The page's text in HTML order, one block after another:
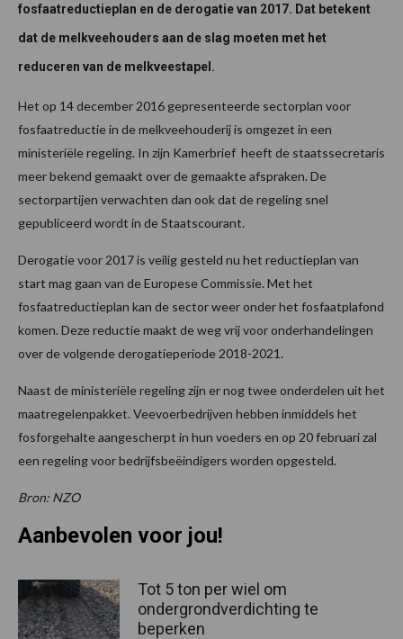
fosfaatreductieplan en de derogatie van 2017. Dat betekent
dat de melkveehouders aan de slag moeten met het
reduceren van de melkveestapel.
Het op 14 december 2016 gepresenteerde sectorplan voor
fosfaatreductie in de melkveehouderij is omgezet in een
ministeriële regeling. In zijn Kamerbrief heeft de staatssecretaris
meer bekend gemaakt over de gemaakte afspraken. De
sectorpartijen verwachten dan ook dat de regeling snel
gepubliceerd wordt in de Staatscourant.
Derogatie voor 2017 is veilig gesteld nu het reductieplan van
start mag gaan van de Europese Commissie. Met het
fosfaatreductieplan kan de sector weer onder het fosfaatplafond
komen. Deze reductie maakt de weg vrij voor onderhandelingen
over de volgende derogatieperiode 2018-2021.
Naast de ministeriële regeling zijn er nog twee onderdelen uit het
maatregelenpakket. Veevoerbedrijven hebben inmiddels het
fosforgehalte aangescherpt in hun voeders en op 20 februari zal
een regeling voor bedrijfsbeëindigers worden opgesteld.
Bron: NZO
Aanbevolen voor jou!
Tot 5 ton per wiel om
ondergrondverdichting te
beperken